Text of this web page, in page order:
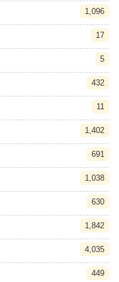
1,096
17
5
432
11
1,402
691
1,038
630
1,842
4,035
449